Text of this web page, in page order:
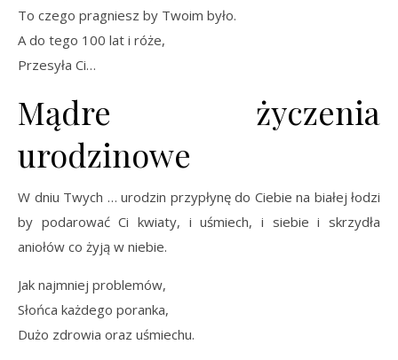
To czego pragniesz by Twoim było.
A do tego 100 lat i róże,
Przesyła Ci…
Mądre życzenia
urodzinowe
W dniu Twych … urodzin przypłynę do Ciebie na białej łodzi
by podarować Ci kwiaty, i uśmiech, i siebie i skrzydła
aniołów co żyją w niebie.
Jak najmniej problemów,
Słońca każdego poranka,
Dużo zdrowia oraz uśmiechu.